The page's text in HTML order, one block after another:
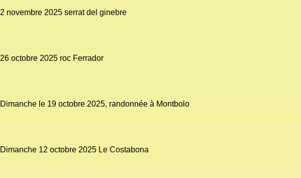
2 novembre 2025 serrat del ginebre
26 octobre 2025 roc Ferrador
Dimanche le 19 octobre 2025, randonnée à Montbolo
Dimanche 12 octobre 2025 Le Costabona